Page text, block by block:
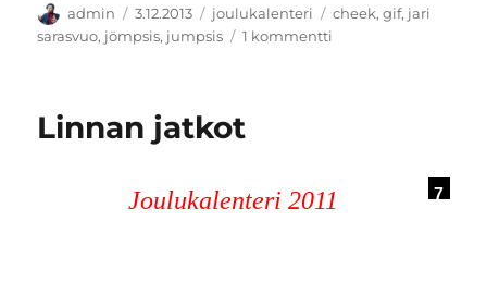
Kirjoittaja
admin Julkaistu
3.12.2013 Kategoriat
joulukalenteri Avainsanat
cheek,gif, jari
sarasvuo, jömpsis, jumpsis 1 kommentti
Linnan jatkot
7
Joulukalenteri 2011